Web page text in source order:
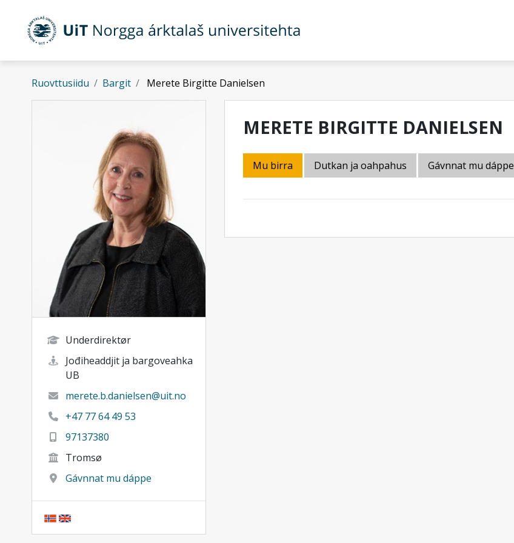
Gå til hovedinnhold
Ruovttusiidu Bargit Merete Birgitte Danielsen
Underdirektør
Jođiheaddjit ja bargoveahka
UB
merete.b.danielsen@uit.no
+47 77 64 49 53
97137380
Tromsø
Gávnnat mu dáppe
MERETE BIRGITTE DANIELSEN
Mu birra Dutkan ja oahpahus Gávnnat mu dáppe